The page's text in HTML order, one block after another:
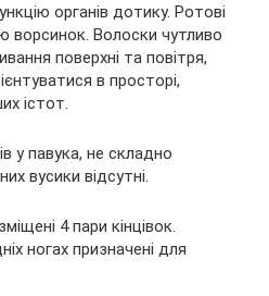
органів дотику. Ротові
ворсинок. Волоски чутливо
поверхні та повітря,
в просторі,
істот.
у павука, не складно
вусики відсутні.
4 пари кінцівок.
ногах призначені для